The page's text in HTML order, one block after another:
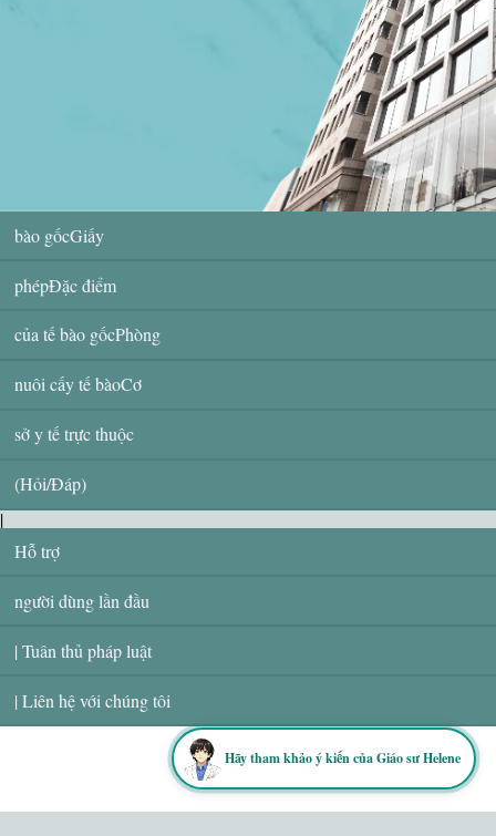
Hãy tham khảo ý kiến ​​của Giáo sư Helene
bào gốcGiấy
phépĐặc điểm
của tế bào gốcPhòng
nuôi cấy tế bàoCơ
sở y tế trực thuộc
(Hỏi/Đáp)
|
Hỗ trợ
người dùng lần đầu
| Tuân thủ pháp luật
| Liên hệ với chúng tôi